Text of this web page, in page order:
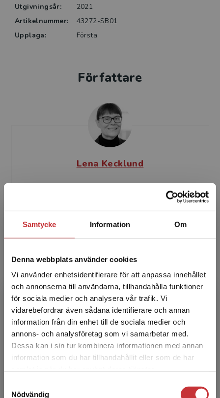
Samtycke Information Om
Denna webbplats använder cookies
Vi använder enhetsidentifierare för att anpassa innehållet
och annonserna till användarna, tillhandahålla funktioner
för sociala medier och analysera vår trafik. Vi
vidarebefordrar även sådana identifierare och annan
information från din enhet till de sociala medier och
annons- och analysföretag som vi samarbetar med.
Dessa kan i sin tur kombinera informationen med annan
information som du har tillhandahållit eller som de har
Nödvändig
Begränsad fraktregion
Det verkar som att du besöker
studentlitteratur.se via en enhet utanför Sverige.
Vi erbjuder inte leveranser utanför Sverige. För
automation, AI, säkerhet och digital arbetsmiljö.
Utgivningsår:
2021
Artikelnummer:
43272-SB01
Upplaga:
Första
Författare
Lena Kecklund
samt grundare och vd för MTO Säkerhet AB.
Lena har introducerat och utvecklat MTO-
begreppet i Sverige...
Bengt Sandblad
Bengt Sandblad är teknologie doktor och
professor emeritus i människa–datorinteraktion
vid Uppsala universitet. Bengt har en lång
erfarenhet av att...